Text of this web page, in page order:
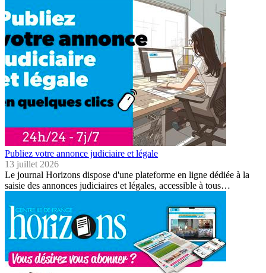
Publiez votre annonce judiciaire et légale
13 juillet 2026
Le journal Horizons dispose d'une plateforme en ligne dédiée à la
saisie des annonces judiciaires et légales, accessible à tous…